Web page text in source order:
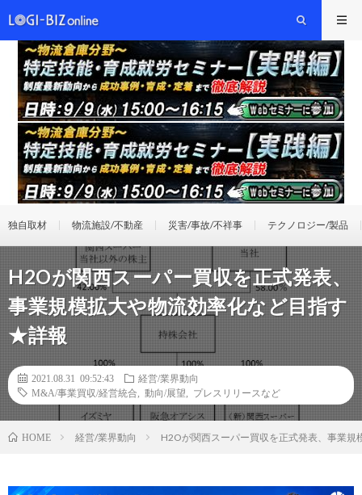
独自取材 物流施設/不動産 災害/事故/不祥事 テクノロジー/製品
H2Oが関西スーパー買収を正式発表、
事業規模拡大や物流効率化など目指す
★詳報
2021.08.31 09:52:43
経営/業界動向
M&A/事業買収/経営統合
動向/展望 プレスリリースなど
HOME 経営/業界動向 H2Oが関西スーパー買収を正式発表、事業